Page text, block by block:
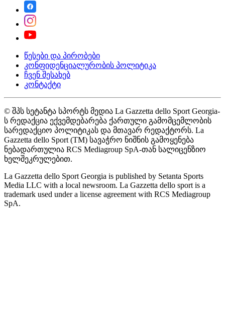
წესები და პირობები
კონფიდენციალურობის პოლიტიკა
ჩვენ შესახებ
კონტაქტი
© შპს სეტანტა სპორტს მედია La Gazzetta dello Sport Georgia-
ს რედაქცია ექვემდებარება ქართული გამომცემლობის
სარედაქციო პოლიტიკას და მთავარ რედაქტორს. La
Gazzetta dello Sport (TM) სავაჭრო ნიშნის გამოყენება
ნებადართულია RCS Mediagroup SpA-თან სალიცენზიო
ხელშეკრულებით.
La Gazzetta dello Sport Georgia is published by Setanta Sports
Media LLC with a local newsroom. La Gazzetta dello sport is a
trademark used under a license agreement with RCS Mediagroup
SpA.